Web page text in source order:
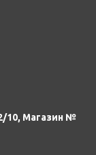
10, Магазин №